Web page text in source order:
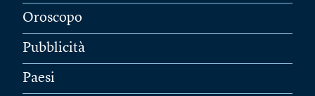
Oroscopo
Pubblicità
Paesi